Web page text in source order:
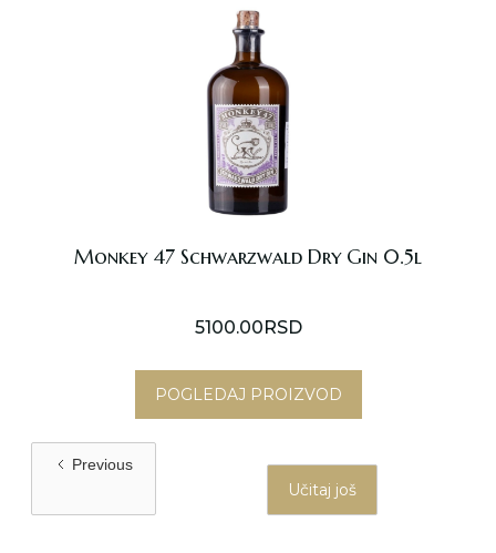
Monkey 47 Schwarzwald Dry Gin 0.5l
5100.00RSD
POGLEDAJ PROIZVOD
Previous
Učitaj još